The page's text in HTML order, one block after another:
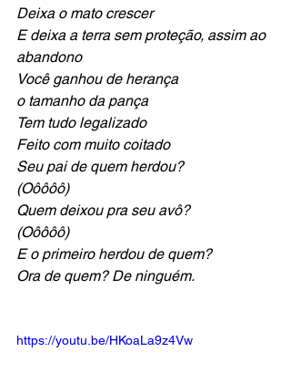
Deixa o mato crescer
E deixa a terra sem proteção, assim ao
abandono
Você ganhou de herança
o tamanho da pança
Tem tudo legalizado
Feito com muito coitado
Seu pai de quem herdou?
(Oôôôô)
Quem deixou pra seu avô?
(Oôôôô)
E o primeiro herdou de quem?
Ora de quem? De ninguém.
https://youtu.be/HKoaLa9z4Vw